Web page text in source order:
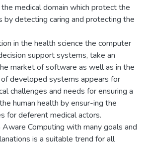
medical domain which protect the
by detecting caring and protecting the
in the health science the computer
support systems, take an
market of software as well as in the
developed systems appears for
challenges and needs for ensuring a
human health by ensur-ing the
for deferent medical actors.
Computing with many goals and
is a suitable trend for all